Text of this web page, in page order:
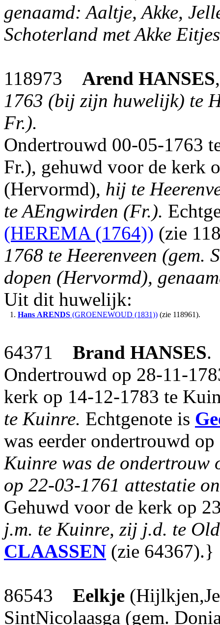
genaamd: Aaltje, Akke,
Schoterland met Akke
118973 Arend HANSES
1763 (bij zijn huwelijk) te
Fr.).
Ondertrouwd 00-05-1763
Fr.), gehuwd voor de kerk
(Hervormd), hij te
te AEngwirden (Fr.).
(HEREMA (1764)) (zie
1768 te Heerenveen
dopen (Hervormd),
Uit dit huwelijk:
1. Hans ARENDS (GROENEWOUD (1831)) (zie 118961).
64371 Brand HANSES.
Ondertrouwd op 28-11-
kerk op 14-12-1783 te
te Kuinre. Echtgenote is
was eerder ondertrouwd
Kuinre was de
op 22-03-1761 attestatie
Gehuwd voor de kerk op
j.m. te Kuinre, zij j.d. te
CLAASSEN (zie 64367).}
86543 Eelkje
SintNicolaasga (gem.